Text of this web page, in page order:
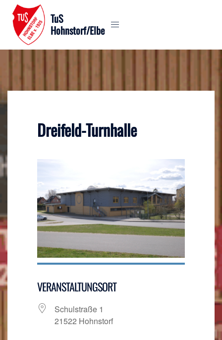
Zum
Inhalt
springen
TuS
Hohnstorf/Elbe
Dreifeld-Turnhalle
VERANSTALTUNGSORT
Schulstraße 1
21522 Hohnstorf